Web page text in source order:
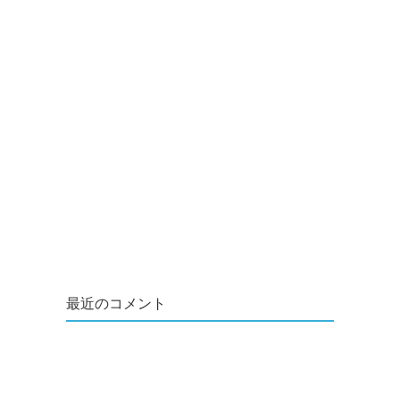
最近のコメント